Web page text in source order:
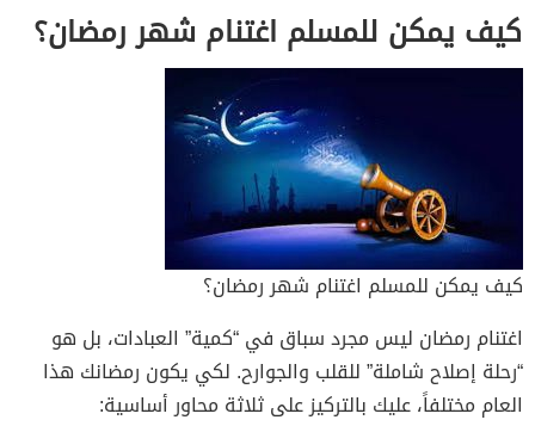
كيف يمكن للمسلم اغتنام شهر رمضان؟
كيف يمكن للمسلم اغتنام شهر رمضان؟
اغتنام رمضان ليس مجرد سباق في “كمية” العبادات، بل هو
“رحلة إصلاح شاملة” للقلب والجوارح. لكي يكون رمضانك هذا
العام مختلفاً، عليك بالتركيز على ثلاثة محاور أساسية: